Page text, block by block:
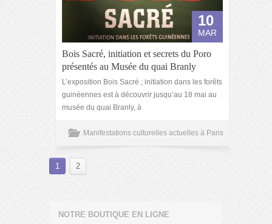
10
MAR
Bois Sacré, initiation et secrets du Poro
présentés au Musée du quai Branly
L’exposition Bois Sacré ; initiation dans les forêts
guinéennes est à découvrir jusqu’au 18 mai au
musée du quai Branly, à
Manifestations culturelles actuelles à Paris
1 2
NOTRE BOUTIQUE EN LIGNE